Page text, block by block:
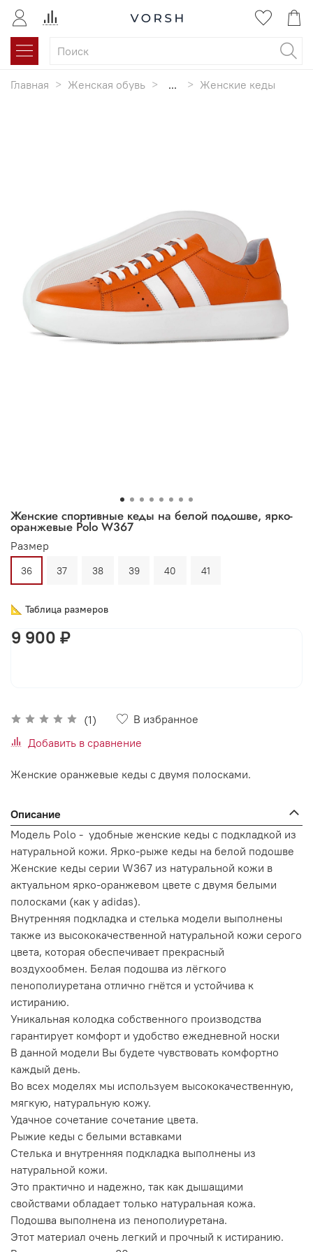
Главная Женская обувь ... Женские кеды
Женские спортивные кеды на белой подошве, ярко-
оранжевые Polo W367
(1)
В избранное
Добавить в сравнение
Размер
36 37 38 39 40 41
📐 Таблица размеров
9 900 ₽
Женские оранжевые кеды с двумя полосками.
Описание
Модель Polo - удобные женские кеды с подкладкой из
натуральной кожи. Ярко-рыже кеды на белой подошве
Женские кеды серии W367 из натуральной кожи в
актуальном ярко-оранжевом цвете с двумя белыми
полосками (как у adidas).
Внутренняя подкладка и стелька модели выполнены
также из высококачественной натуральной кожи серого
цвета, которая обеспечивает прекрасный
воздухообмен. Белая подошва из лёгкого
пенополиуретана отлично гнётся и устойчива к
истиранию.
Уникальная колодка собственного производства
гарантирует комфорт и удобство ежедневной носки
В данной модели Вы будете чувствовать комфортно
каждый день.
Во всех моделях мы используем высококачественную,
мягкую, натуральную кожу.
Удачное сочетание сочетание цвета.
Рыжие кеды с белыми вставками
Стелька и внутренняя подкладка выполнены из
натуральной кожи.
Это практично и надежно, так как дышащими
свойствами обладает только натуральная кожа.
Подошва выполнена из пенополиуретана.
Этот материал очень легкий и прочный к истиранию.